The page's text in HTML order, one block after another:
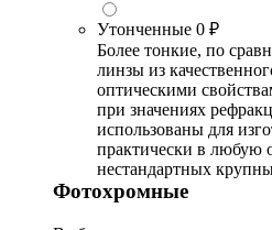
Утонченные 0 ₽
Более тонкие, по
линзы из
оптическими
при значениях
использованы для
практически в любую
нестандартных
Фотохромные